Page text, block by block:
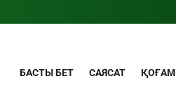
БАСТЫ БЕТ САЯСАТ ҚОҒАМ